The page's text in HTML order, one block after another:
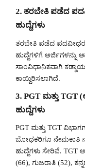
2. ತರಬೇತಿ ಪಡೆದ
ಹುದ್ದೆಗಳು
ತರಬೇತಿ ಪಡೆದ ಪದವೀಧರ
ಹುದ್ದೆಗಳಿಗೆ ಅರ್ಜಿಗಳನ್ನು
ಸಾಂವಿಧಾನಿಕವಾಗಿ
ಕಾಯ್ದಿರಿಸಲಾಗಿದೆ.
3. PGT ಮತ್ತು
ಹುದ್ದೆಗಳು
PGT ಮತ್ತು TGT
ಬೋಧಕರಿಗೂ ನೇಮಕಾತಿ
ಹುದ್ದೆಗಳು ಸೇರಿವೆ.
(66), ಗುಜರಾತಿ (52),